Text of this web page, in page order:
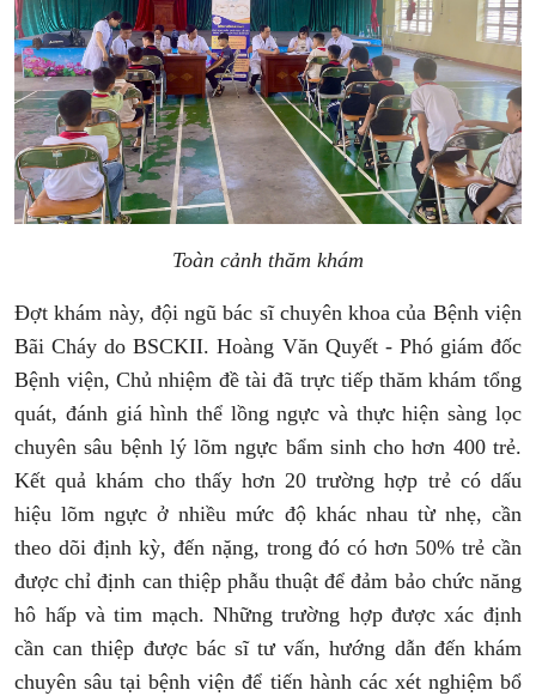
Toàn cảnh thăm khám
Đợt khám này, đội ngũ bác sĩ chuyên khoa của Bệnh viện
Bãi Cháy doBSCKII. Hoàng Văn Quyết - Phó giám đốc
Bệnh viện, Chủ nhiệm đề tài đã trực tiếp thăm khám tổng
quát, đánh giá hình thể lồng ngực và thực hiện sàng lọc
chuyên sâu bệnh lý lõm ngực bẩm sinh cho hơn 400 trẻ.
Kết quả khám cho thấy hơn 20 trường hợp trẻ có dấu
hiệu lõm ngực ở nhiều mức độ khác nhau từ nhẹ, cần
theo dõi định kỳ, đến nặng, trong đó có hơn 50% trẻ cần
được chỉ định can thiệp phẫu thuật để đảm bảo chức năng
hô hấp và tim mạch. Những trường hợp được xác định
cần can thiệp được bác sĩ tư vấn, hướng dẫn đến khám
chuyên sâu tại bệnh viện để tiến hành các xét nghiệm bổ